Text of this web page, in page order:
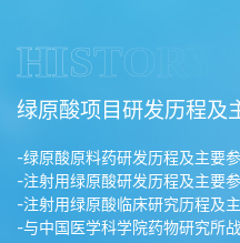
HISTORY
绿原酸项目研发历程及
-绿原酸原料药研发历程及主要
-注射用绿原酸研发历程及主要
-注射用绿原酸临床研究历程及
-与中国医学科学院药物研究所